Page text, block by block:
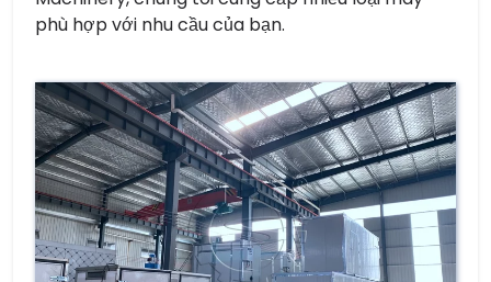
phù hợp với nhu cầu của bạn.